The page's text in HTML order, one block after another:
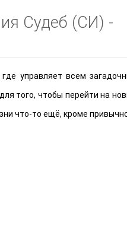
Судеб (СИ) -
управляет всем
того, чтобы перейти на
что-то ещё, кроме